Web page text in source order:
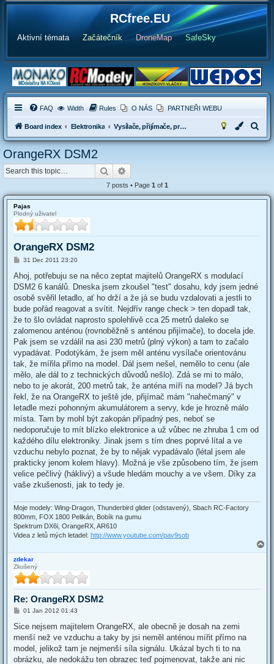
RCfree.EU
Aktivní témata Začátečník DroneMap SafeSky
FAQ Width Rules O NÁS PARTNEŘI WEBU
Board index Elektronika Vysílače, přijímače, programování vysílačů
e
h
OrangeRX DSM2
Search
7 posts • Page 1 of 1
Pajas
Plodný uživatel
OrangeRX DSM2
P
s
31 Dec 2011 23:20
Ahoj, potřebuju se na něco zeptat majitelů OrangeRX s modulací
DSM2 6 kanálů. Dneska jsem zkoušel "test" dosahu, kdy jsem jedné
osobě svěřil letadlo, ať ho drží a že já se budu vzdalovati a jestli to
bude pořád reagovat a svítit. Nejdřív range check > ten dopadl tak,
že to šlo ovládat naprosto spolehlivě cca 25 metrů daleko se
zalomenou anténou (rovnoběžně s anténou přijímače), to docela jde.
Pak jsem se vzdálil na asi 230 metrů (plný výkon) a tam to začalo
vypadávat. Podotýkám, že jsem měl anténu vysílače orientovánu
tak, že mířila přímo na model. Dál jsem nešel, nemělo to cenu (ale
mělo, ale dál to z technických důvodů nešlo). Zdá se mi to málo,
nebo to je akorát, 200 metrů tak, že anténa míří na model? Já bych
řekl, že na OrangeRX to ještě jde, přijímač mám "nahečmaný" v
letadle mezi pohonným akumulátorem a servy, kde je hrozně málo
místa. Tam by mohl být zakopán případný pes, neboť se
nedoporučuje to mít blízko elektronice a už vůbec ne zhruba 1 cm od
každého dílu elektroniky. Jinak jsem s tím dnes poprvé lítal a ve
vzduchu nebylo poznat, že by to nějak vypadávalo (létal jsem ale
prakticky jenom kolem hlavy). Možná je vše způsobeno tím, že jsem
velice pečlivý (háklivý) a všude hledám mouchy a ve všem. Díky za
vaše zkušenosti, jak to tedy je.
Moje modely: Wing-Dragon, Thunderbird glider (odstavený), Sbach RC-Factory
800mm, FOX 1800 Pelikán, Bobík na gumu
Spektrum DX6i, OrangeRX, AR610
Videa z letů mých letadel: http://www.youtube.com/pav9sob
o
zdekar
Zkušený
Re: OrangeRX DSM2
P
s
01 Jan 2012 01:43
Sice nejsem majitelem OrangeRX, ale obecně je dosah na zemi
menší než ve vzduchu a taky by jsi neměl anténou mířit přímo na
model, jelikož tam je nejmenší síla signálu. Ukázal bych ti to na
obrázku, ale nedokážu ten obrazec teď pojmenovat, takže ani nic